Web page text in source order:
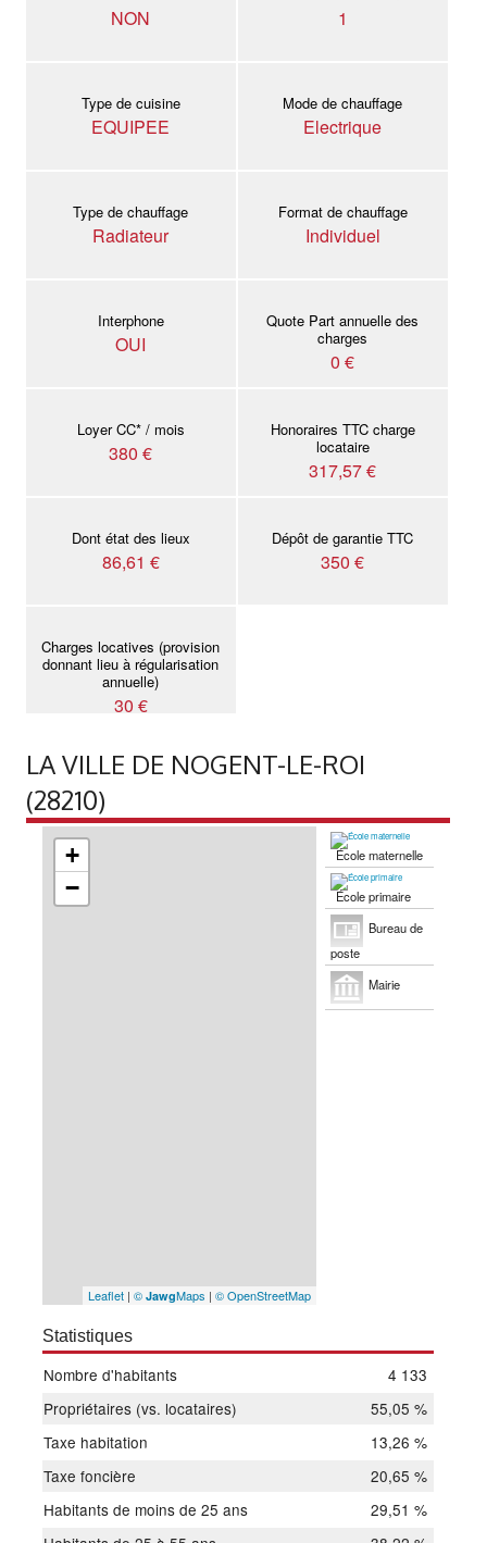
NON 1
Type de cuisine
EQUIPEE
Mode de chauffage
Electrique
Type de chauffage
Radiateur
Format de chauffage
Individuel
Interphone
OUI
Quote Part annuelle des
charges
0 €
Loyer CC* / mois
380 €
Honoraires TTC charge
locataire
317,57 €
Dont état des lieux
86,61 €
Dépôt de garantie TTC
350 €
Charges locatives (provision
donnant lieu à régularisation
annuelle)
30 €
LA VILLE DE NOGENT-LE-ROI
(28210)
+
−
Leaflet| © JawgMaps | © OpenStreetMap
École maternelle
École primaire
Bureau de
poste
Mairie
Statistiques
Nombre d'habitants
4 133
Propriétaires (vs. locataires)
55,05 %
Taxe habitation
13,26 %
Taxe foncière
20,65 %
Habitants de moins de 25 ans
29,51 %